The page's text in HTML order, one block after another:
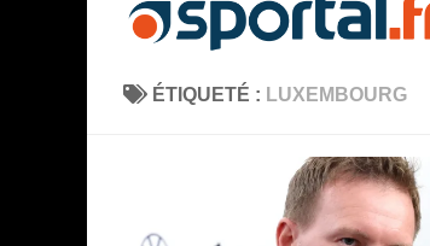
ÉTIQUETÉ : LUXEMBOURG